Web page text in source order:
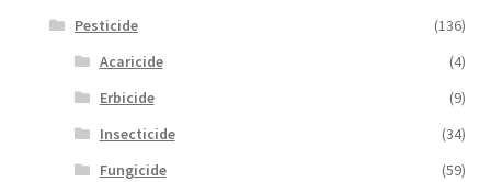
Pesticide
(136)
Acaricide
(4)
Erbicide
(9)
Insecticide
(34)
Fungicide
(59)